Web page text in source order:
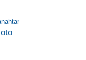
oto